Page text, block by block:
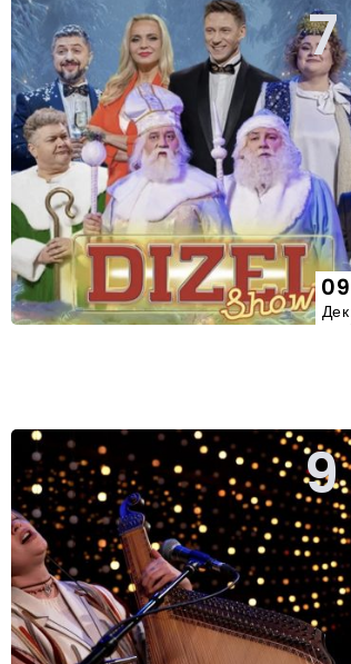
09
Дек